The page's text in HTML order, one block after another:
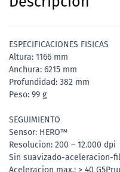
ESPECIFICACIONES FISICAS
Altura: 1166 mm
Anchura: 6215 mm
Profundidad: 382 mm
Peso: 99 g
SEGUIMIENTO
Sensor: HERO™
Resolucion: 200 – 12.000 dpi
Sin suavizado-aceleracion-